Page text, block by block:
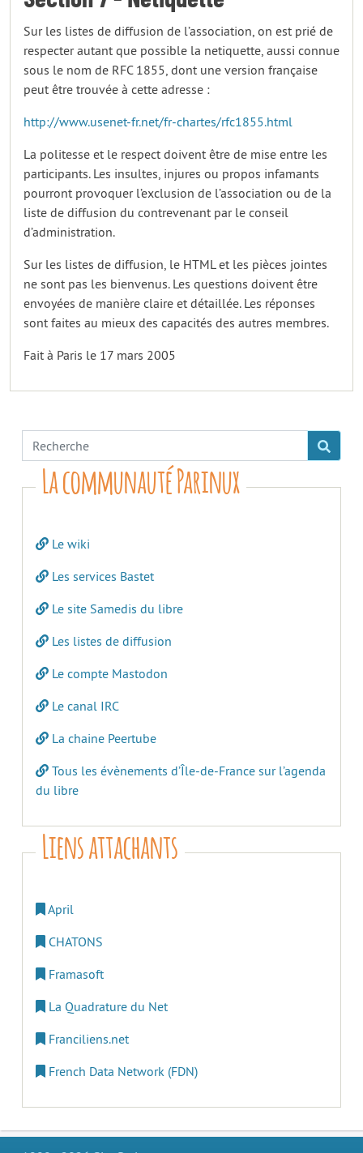
Sur les listes de diffusion de l’association, on est prié de
respecter autant que possible la netiquette, aussi connue
sous le nom de RFC 1855, dont une version française
peut être trouvée à cette adresse :
http://www.usenet-fr.net/fr-chartes/rfc1855.html
La politesse et le respect doivent être de mise entre les
participants. Les insultes, injures ou propos infamants
pourront provoquer l’exclusion de l’association ou de la
liste de diffusion du contrevenant par le conseil
d’administration.
Sur les listes de diffusion, le HTML et les pièces jointes
ne sont pas les bienvenus. Les questions doivent être
envoyées de manière claire et détaillée. Les réponses
sont faites au mieux des capacités des autres membres.
Fait à Paris le 17 mars 2005
La communauté Parinux
Le wiki
Les services Bastet
Le site Samedis du libre
Les listes de diffusion
Le compte Mastodon
Le canal IRC
La chaine Peertube
Tous les évènements d’Île-de-France sur l’agenda
du libre
Liens attachants
April
CHATONS
Framasoft
La Quadrature du Net
Franciliens.net
French Data Network (FDN)